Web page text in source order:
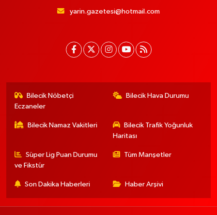
yarin.gazetesi@hotmail.com
Bilecik Nöbetçi
Eczaneler
Bilecik Hava Durumu
Bilecik Namaz Vakitleri
Bilecik Trafik Yoğunluk
Haritası
Süper Lig Puan Durumu
ve Fikstür
Tüm Manşetler
Son Dakika Haberleri Haber Arşivi